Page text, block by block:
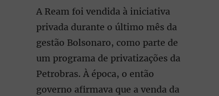
A Ream foi vendida à iniciativa
privada durante o último mês da
gestão Bolsonaro, como parte de
um programa de privatizações da
Petrobras. À época, o então
governo afirmava que a venda da